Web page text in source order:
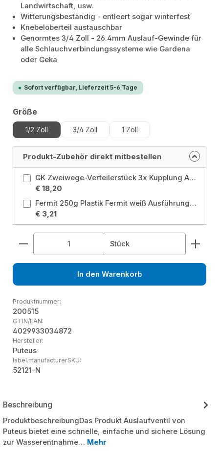
Landwirtschaft, usw.
Witterungsbeständig - entleert sogar winterfest
Knebeloberteil austauschbar
Genormtes 3/4 Zoll - 26.4mm Auslauf-Gewinde für
alle Schlauchverbindungssysteme wie Gardena
oder Geka
Sofort verfügbar, Lieferzeit 5-6 Tage
Größeauswählen
1/2 Zoll 3/4 Zoll 1 Zoll
Produkt-Zubehör direkt mitbestellen
GK Zweiwege-Verteilerstück 3x Kupplung Anschluss: Zweiwege-Verteilerstück
€ 18,20
Fermit 250g Plastik Fermit weiß Ausführung: 250g
€ 3,21
Produkt Anzahl: Gib den gewünschten Wert
Stück
In den Warenkorb
Produktnummer:
200515
GTIN/EAN:
4029933034872
Hersteller:
Puteus
label.manufacturerSKU:
52121-N
Beschreibung
ProduktbeschreibungDas Produkt Auslaufventil von
Puteus bietet eine schnelle, einfache und sichere Lösung
zur Wasserentnahme… Mehr